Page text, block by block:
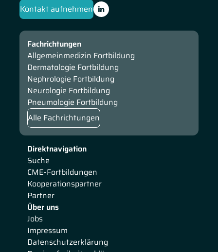
Kontakt aufnehmen
Direktnavigation
Suche
CME-Fortbildungen
Kooperationspartner
Partner
Über uns
Jobs
Impressum
Datenschutzerklärung
Fachrichtungen
Allgemeinmedizin Fortbildung
Dermatologie Fortbildung
Nephrologie Fortbildung
Neurologie Fortbildung
Pneumologie Fortbildung
Alle Fachrichtungen